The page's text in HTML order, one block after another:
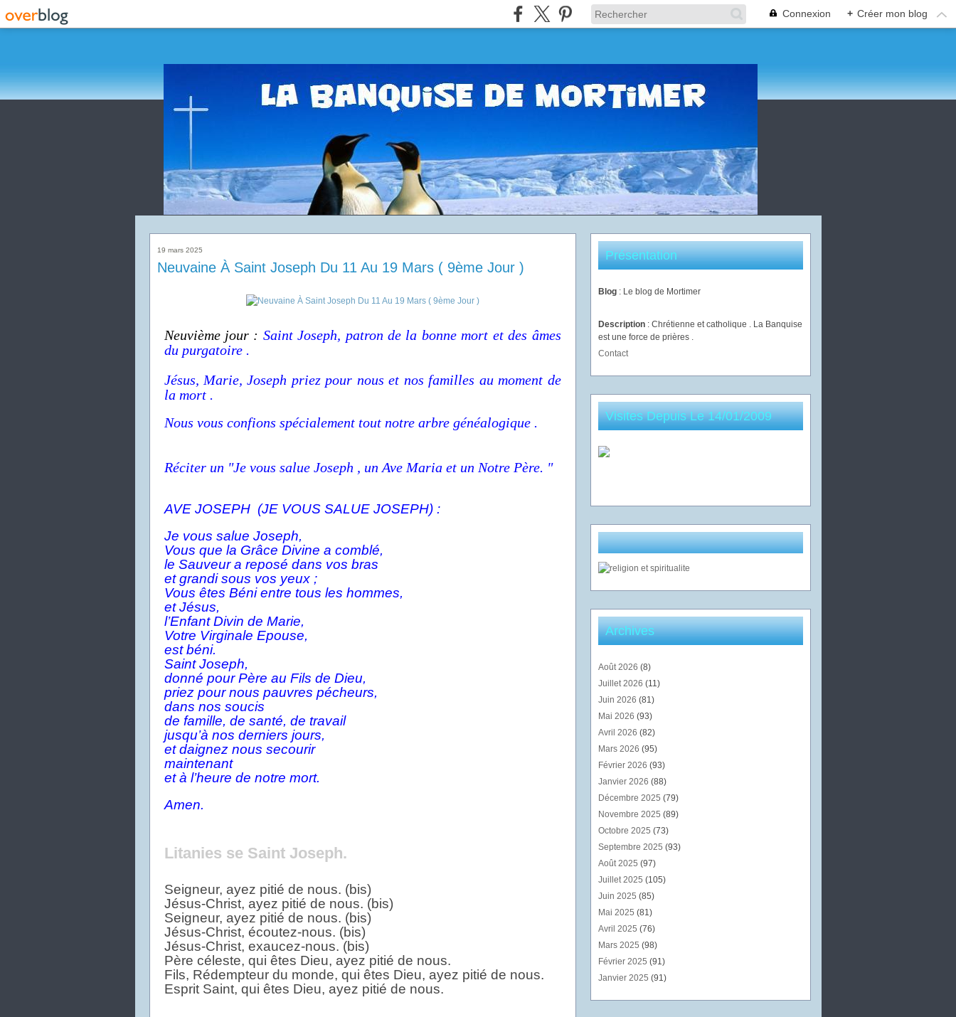
Connexion + Créer mon blog
19 mars 2025
Neuvaine À Saint Joseph Du 11 Au 19 Mars ( 9ème Jour )
Neuvième jour : Saint Joseph, patron de la bonne mort et des âmes
du purgatoire .
Jésus, Marie, Joseph priez pour nous et nos familles au moment de
la mort .
Nous vous confions spécialement tout notre arbre généalogique .
Réciter un "Je vous salue Joseph , un Ave Maria et un Notre Père. "
AVE JOSEPH (JE VOUS SALUE JOSEPH) :
Je vous salue Joseph,
Vous que la Grâce Divine a comblé,
le Sauveur a reposé dans vos bras
et grandi sous vos yeux ;
Vous êtes Béni entre tous les hommes,
et Jésus,
l’Enfant Divin de Marie,
Votre Virginale Epouse,
est béni.
Saint Joseph,
donné pour Père au Fils de Dieu,
priez pour nous pauvres pécheurs,
dans nos soucis
de famille, de santé, de travail
jusqu’à nos derniers jours,
et daignez nous secourir
maintenant
et à l’heure de notre mort.
Amen.
Litanies se Saint Joseph.
Seigneur, ayez pitié de nous. (bis)
Jésus-Christ, ayez pitié de nous. (bis)
Seigneur, ayez pitié de nous. (bis)
Jésus-Christ, écoutez-nous. (bis)
Jésus-Christ, exaucez-nous. (bis)
Père céleste, qui êtes Dieu, ayez pitié de nous.
Fils, Rédempteur du monde, qui êtes Dieu, ayez pitié de nous.
Esprit Saint, qui êtes Dieu, ayez pitié de nous.
Présentation
Blog : Le blog de Mortimer
Description : Chrétienne et catholique . La Banquise
est une force de prières .
Contact
Visites Depuis Le 14/01/2009
Archives
Août 2026 (8)
Juillet 2026 (11)
Juin 2026 (81)
Mai 2026 (93)
Avril 2026 (82)
Mars 2026 (95)
Février 2026 (93)
Janvier 2026 (88)
Décembre 2025 (79)
Novembre 2025 (89)
Octobre 2025 (73)
Septembre 2025 (93)
Août 2025 (97)
Juillet 2025 (105)
Juin 2025 (85)
Mai 2025 (81)
Avril 2025 (76)
Mars 2025 (98)
Février 2025 (91)
Janvier 2025 (91)